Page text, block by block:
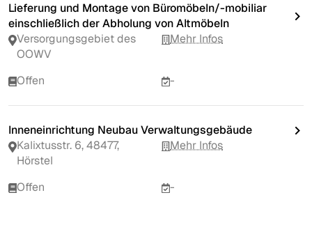
Lieferung und Montage von Büromöbeln/-mobiliar
einschließlich der Abholung von Altmöbeln
Versorgungsgebiet des
OOWV
Mehr Infos
Offen -
Inneneinrichtung Neubau Verwaltungsgebäude
Kalixtusstr. 6, 48477,
Hörstel
Mehr Infos
Offen -